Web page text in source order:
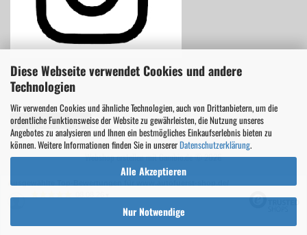
Diese Webseite verwendet Cookies und andere
Technologien
Wir verwenden Cookies und ähnliche Technologien, auch von Drittanbietern, um die
ordentliche Funktionsweise der Website zu gewährleisten, die Nutzung unseres
Angebotes zu analysieren und Ihnen ein bestmögliches Einkaufserlebnis bieten zu
können. Weitere Informationen finden Sie in unsererDatenschutzerklärung.
Alle Akzeptieren
Nur Notwendige
Vertrag widerrufen
Webshop erstellenmit Gambio.de © 2026
Ausgewählte Top-Bewertungen für www.autofuerst-shop.de/